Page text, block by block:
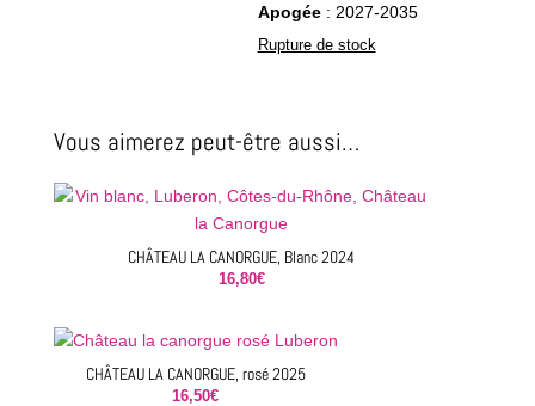
Apogée: 2027-2035
Rupture de stock
Vous aimerez peut-être aussi…
CHÂTEAU LA CANORGUE, Blanc 2024
16,80€
CHÂTEAU LA CANORGUE, rosé 2025
16,50€